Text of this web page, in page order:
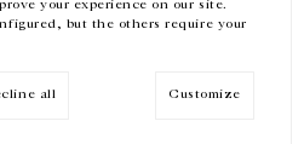
your experience on our site.
but the others require your
all Customize